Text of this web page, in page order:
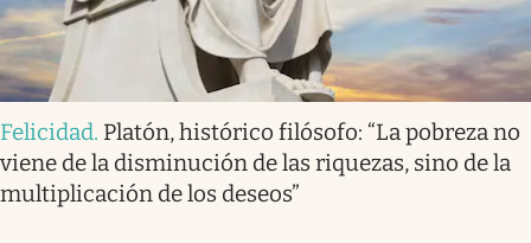
Felicidad. Platón, histórico filósofo: “La pobreza no
viene de la disminución de las riquezas, sino de la
multiplicación de los deseos”